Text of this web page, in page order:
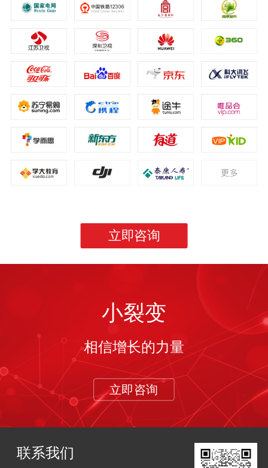
立即咨询
小裂变
相信增长的力量
立即咨询
联系我们